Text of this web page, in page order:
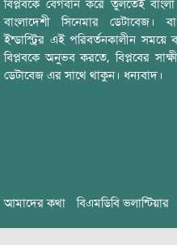
বিপ্লবকে বেগবান করে তুলতেই
বাংলাদেশী সিনেমার ডেটাবেজ।
ইন্ডাস্ট্রির এই পরিবর্তনকালীন সময়ে
বিপ্লবকে অনুভব করতে, বিপ্লবের
ডেটাবেজ এর সাথে থাকুন। ধন্যবাদ।
আমাদের কথা বিএমডিবি ভলান্টিয়ার